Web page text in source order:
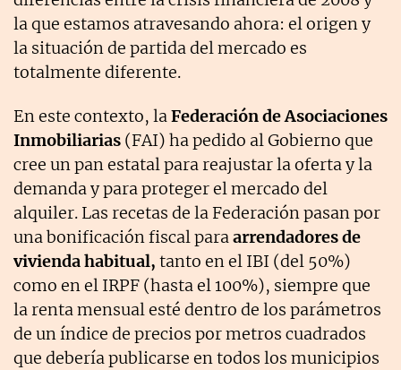
la que estamos atravesando ahora: el origen y
la situación de partida del mercado es
totalmente diferente.
En este contexto, laFederación de Asociaciones
Inmobiliarias (FAI) ha pedido al Gobierno que
cree un pan estatal para reajustar la oferta y la
demanda y para proteger el mercado del
alquiler. Las recetas de la Federación pasan por
una bonificación fiscal paraarrendadores de
vivienda habitual, tanto en el IBI (del 50%)
como en el IRPF (hasta el 100%), siempre que
la renta mensual esté dentro de los parámetros
de un índice de precios por metros cuadrados
que debería publicarse en todos los municipios